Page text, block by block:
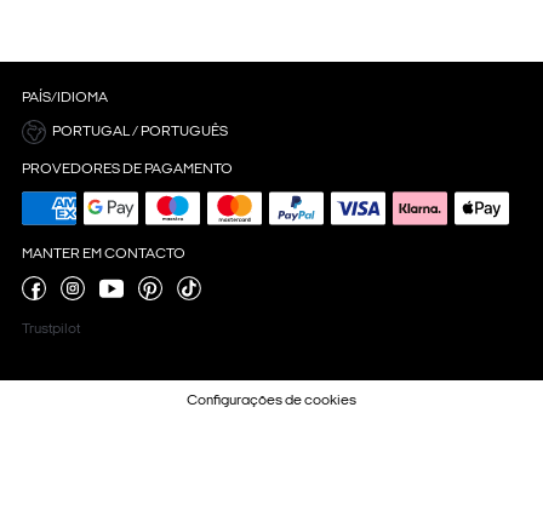
PAÍS/IDIOMA
PORTUGAL / PORTUGUÊS
PROVEDORES DE PAGAMENTO
MANTER EM CONTACTO
Trustpilot
Configurações de cookies